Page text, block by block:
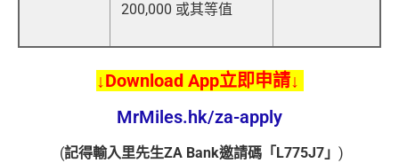
200,000 或其等值
↓Download App立即申請↓
MrMiles.hk/za-apply
(記得輸入里先生ZA Bank邀請碼「L775J7」 )